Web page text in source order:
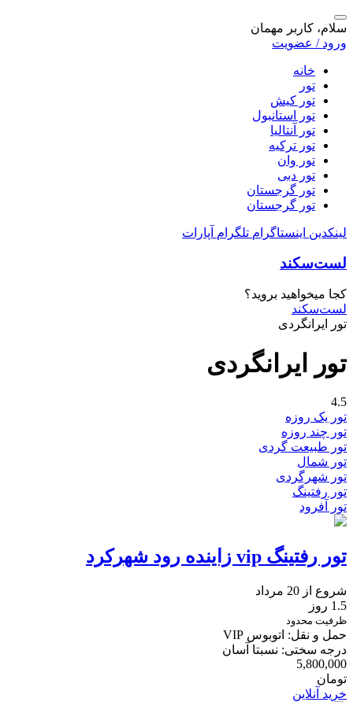
سلام، کاربر مهمان
ورود / عضویت
خانه
تور
تور کیش
تور استانبول
تور آنتالیا
تور ترکیه
تور وان
تور دبی
تور گرجستان
تور گرجستان
لینکدین اینستاگرام تلگرام آپارات
لست‌سکند
کجا میخواهید بروید؟
لست‌سکند
تور ایرانگردی
تور‌ ایرانگردی
4.5
تور یک روزه
تور چند روزه
تور طبیعت گردی
تور شمال
تور شهرگردی
تور رفتینگ
تور آفرود
تور رفتینگ vip زاینده رود شهرکرد
شروع از 20 مرداد
1.5 روز
ظرفیت محدود
حمل و نقل: اتوبوس VIP
درجه سختی: نسبتا آسان
5,800,000
تومان
خرید آنلاین